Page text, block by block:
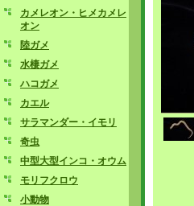
カメレオン・ヒメカメレ
オン
陸ガメ
水棲ガメ
ハコガメ
カエル
サラマンダー・イモリ
奇虫
中型大型インコ・オウム
モリフクロウ
小動物